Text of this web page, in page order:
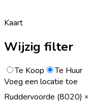
Kaart
Wijzig filter
Te Koop
Te Huur
Voeg een locatie toe
Ruddervoorde (8020)